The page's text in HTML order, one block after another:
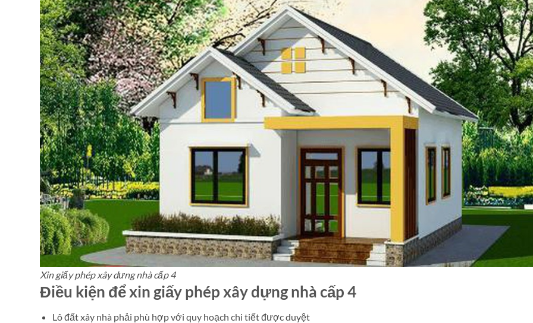
Xin giấy phép xây dưng nhà cấp 4
Điều kiện để xin giấy phép xây dựng nhà cấp 4
Lô đất xây nhà phải phù hợp với quy hoạch chi tiết được duyệt